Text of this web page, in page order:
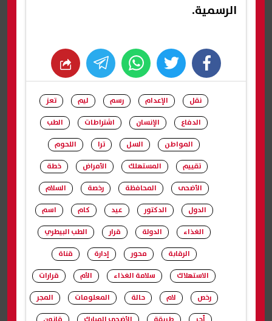
الرسمية.
facebook
twitter
whats
نقل الإعدام رسم ليم
تعز
الدفاع
الإنسان اشتراطات
الطب
المواطن
السل ترا
اللحوم
تقييم
المستهلك الأمراض
خطة
الأضحى
المحافظة رخصة
السلام
الدول
الدكتور عيد كام
اسم
الغذاء
الدولة قرار
الطب البيطري
الرقابة
محور إدارة
قناة
الاستهلاك
سلامة الغذاء الأم
قرارات
رخص
لام حالة المعلومات
المجر